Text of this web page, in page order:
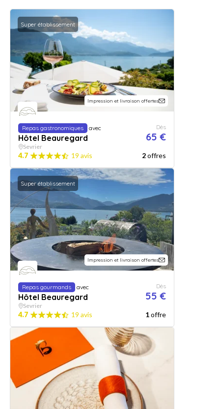
Super établissement
Impression et livraison offertes
Repas gastronomiques avec
Hôtel Beauregard
Dès
65 €
Sevrier
4.7 19 avis 2offres
Super établissement
Impression et livraison offertes
Repas gourmands avec
Hôtel Beauregard
Dès
55 €
Sevrier
4.7 19 avis 1offre